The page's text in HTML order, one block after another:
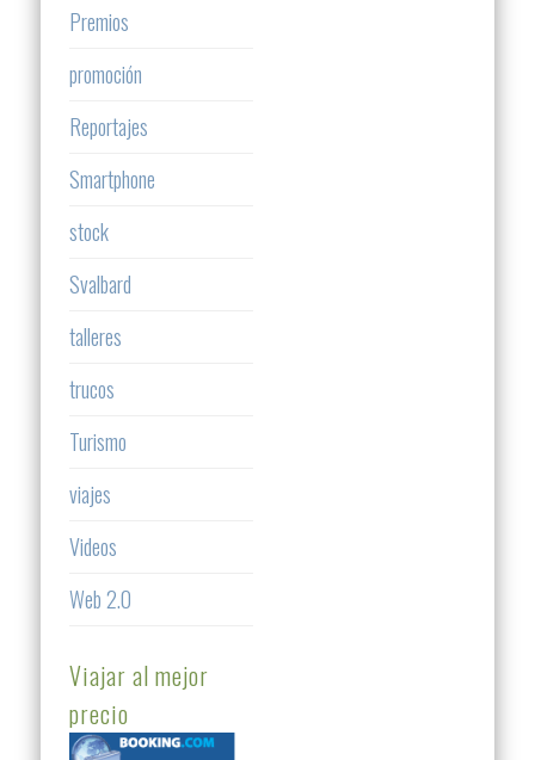
Premios
promoción
Reportajes
Smartphone
stock
Svalbard
talleres
trucos
Turismo
viajes
Videos
Web 2.0
Viajar al mejor
precio